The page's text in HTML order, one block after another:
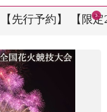
【先行予約】 【限